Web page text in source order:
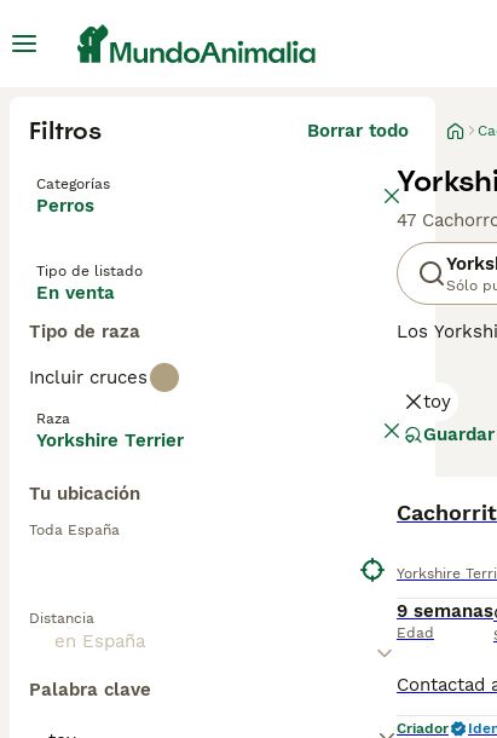
Filtros Borrar todo
Categorías
Perros
Tipo de listado
En venta
Tipo de raza
Incluir cruces
Raza
Yorkshire Terrier
Tu ubicación
Toda España
Distancia
Palabra clave
47
Sólo
Los
largo,
toy
Yorkshire
9 semanas
Edad
Criador